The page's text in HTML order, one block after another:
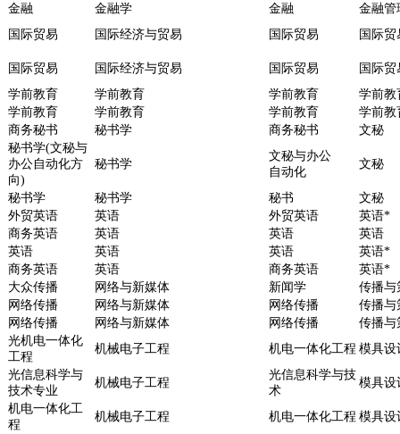
金融
金融学 金融
金融管
国际贸易
国际经济与贸易 国际贸易 国际
国际贸易 国际经济与贸易 国际贸易
国际
学前教育
学前教育 学前教育
学前教
学前教育
学前教育 学前教育
学前教
商务秘书
秘书学 商务秘书
文秘
秘书学(文秘与
办公自动化方
向)
秘书学
文秘与办公
自动化
文秘
秘书学 秘书学 秘书
文秘
外贸英语
英语 外贸英语
英语*
商务英语
英语 英语
英语
英语
英语 英语
英语*
商务英语
英语 商务英语
英语*
大众传播
网络与新媒体 新闻学
传播与
网络传播
网络与新媒体 网络传播
传播与
网络传播
网络与新媒体 网络传播
传播与
光机电一体化
工程
机械电子工程 机电一体化工程 模具设
光信息科学与
技术专业
机械电子工程
光信息科学与技
术
模具设
机电一体化工
程
机械电子工程 机电一体化工程 模具设